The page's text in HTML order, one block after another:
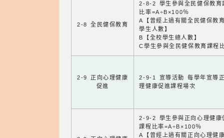
2-8 全民健保教育
2-8-2 學生參與全民健保教育
比率=A÷B×100％
A【曾經上過有關全民健保教
學生人數】
B【全校學生總人數】
C學生參與全民健保教育課程
2-9 正向心理健康
促進
2-9-1 宣導活動 每學年宣導
理健康促進課程場次
2-9-2 學生參與正向心理健康
課程比率=A÷B×100％
A【曾經上過有關正向心理健